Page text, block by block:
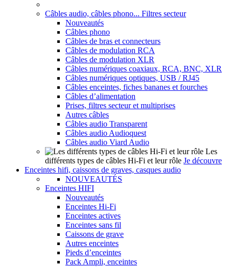
Câbles audio, câbles phono... Filtres secteur
Nouveautés
Câbles phono
Câbles de bras et connecteurs
Câbles de modulation RCA
Câbles de modulation XLR
Câbles numériques coaxiaux, RCA, BNC, XLR
Câbles numériques optiques, USB / RJ45
Câbles enceintes, fiches bananes et fourches
Câbles d’alimentation
Prises, filtres secteur et multiprises
Autres câbles
Câbles audio Transparent
Câbles audio Audioquest
Câbles audio Viard Audio
Les
différents types de câbles Hi-Fi et leur rôle Je découvre
Enceintes hifi, caissons de graves, casques audio
NOUVEAUTÉS
Enceintes HIFI
Nouveautés
Enceintes Hi-Fi
Enceintes actives
Enceintes sans fil
Caissons de grave
Autres enceintes
Pieds d’enceintes
Pack Ampli, enceintes